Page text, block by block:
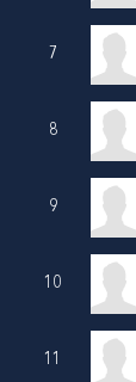
7
8
9
10
11